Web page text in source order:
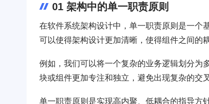
01 架构中的单一职责原则
在软件系统架构设计中，单一职责原则是一个
可以使得架构设计更加清晰，使得组件之间的
例如，我们可以将一个复杂的业务逻辑划分为
块或组件更加专注和独立，避免出现复杂的交
单一职责原则是实现高内聚、低耦合的指导方